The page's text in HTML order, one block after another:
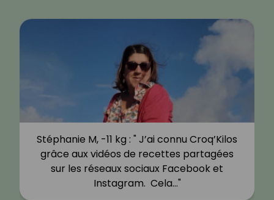
Stéphanie M, -11 kg : " J’ai connu Croq’Kilos
grâce aux vidéos de recettes partagées
sur les réseaux sociaux Facebook et
Instagram. Cela…"